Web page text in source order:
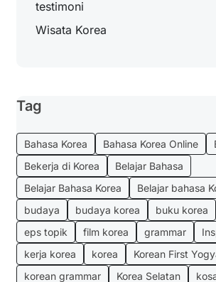
testimoni
Wisata Korea
Tag
Bahasa Korea Bahasa Korea Online
Bekerja di Korea
Belajar Bahasa
Belajar Bahasa Korea
Belajar bahasa
budaya
budaya korea buku korea
eps topik
film korea grammar
kerja korea
korea
Korean First
korean grammar
Korea Selatan